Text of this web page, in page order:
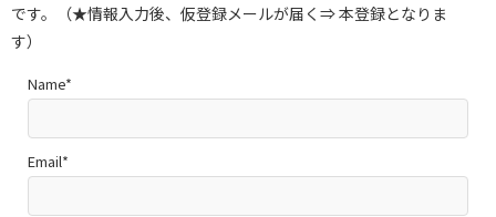
です。（★情報入力後、仮登録メールが届く⇒ 本登録となりま
す）
Name*
Email*